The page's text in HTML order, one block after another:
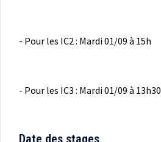
- Pour les IC2 : Mardi 01/09 à 15h
- Pour les IC3 : Mardi 01/09 à 13h30
Date des stages